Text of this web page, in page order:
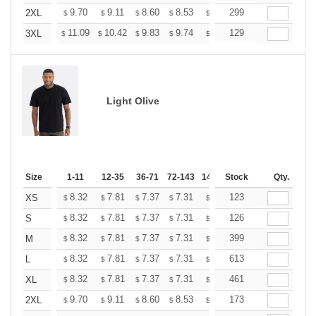
2XL
$ 9.70 $ 9.11 $ 8.60 $ 8.53 $ 8.38 $
299
3XL
$ 11.09 $ 10.42 $ 9.83 $ 9.74 $ $
129
Light Olive
Size 1-11 12-35 36-71 72-143 144-287 288 + More
Stock Qty.
XS $ 8.32 $ 7.81 $ 7.37 $ 7.31 $ $
123
S
$ 8.32 $ 7.81 $ 7.37 $ 7.31 $ $
126
M
$ 8.32 $ 7.81 $ 7.37 $ 7.31 $ 7.18 $
399
L
$ 8.32 $ 7.81 $ 7.37 $ 7.31 $ 7.18 $
613
XL
$ 8.32 $ 7.81 $ 7.37 $ 7.31 $ 7.18461
2XL
$ 9.70 $ 9.11 $ 8.60 $ 8.53 $ $
173